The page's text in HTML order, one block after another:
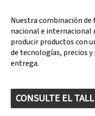
Nuestra combinación de
nacional e internacional
producir productos con
de tecnologías, precios y
entrega.
CONSULTE EL